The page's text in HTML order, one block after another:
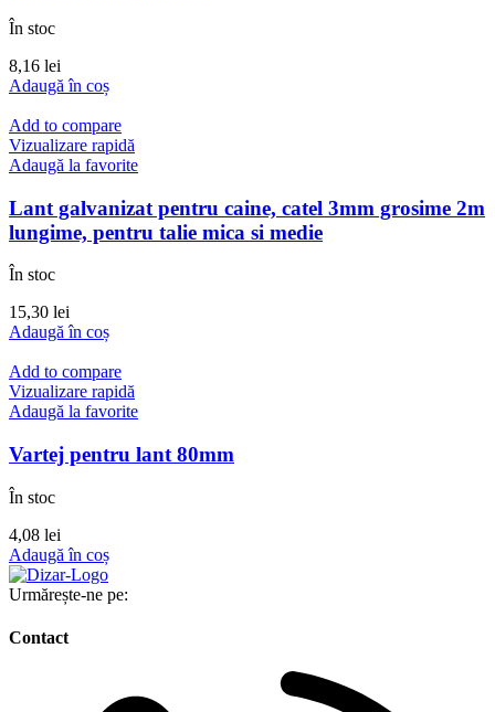
În stoc
8,16 lei
Adaugă în coș
Add to compare
Vizualizare rapidă
Adaugă la favorite
Lant galvanizat pentru caine, catel 3mm grosime 2m
lungime, pentru talie mica si medie
În stoc
15,30 lei
Adaugă în coș
Add to compare
Vizualizare rapidă
Adaugă la favorite
Vartej pentru lant 80mm
În stoc
4,08 lei
Adaugă în coș
Urmărește-ne pe:
Contact